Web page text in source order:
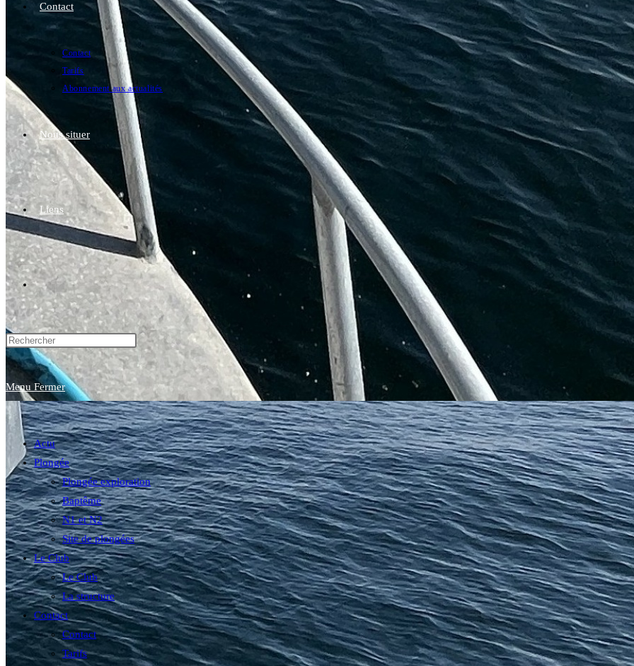
Contact
Contact
Tarifs
Abonnement aux actualités
Nous situer
Liens
Toggle
website
search
Menu Fermer
Actu
Plongée
Plongée exploration
Baptême
N1 et N2
Site de plongées
Le Club
Le Club
La structure
Contact
Contact
Tarifs